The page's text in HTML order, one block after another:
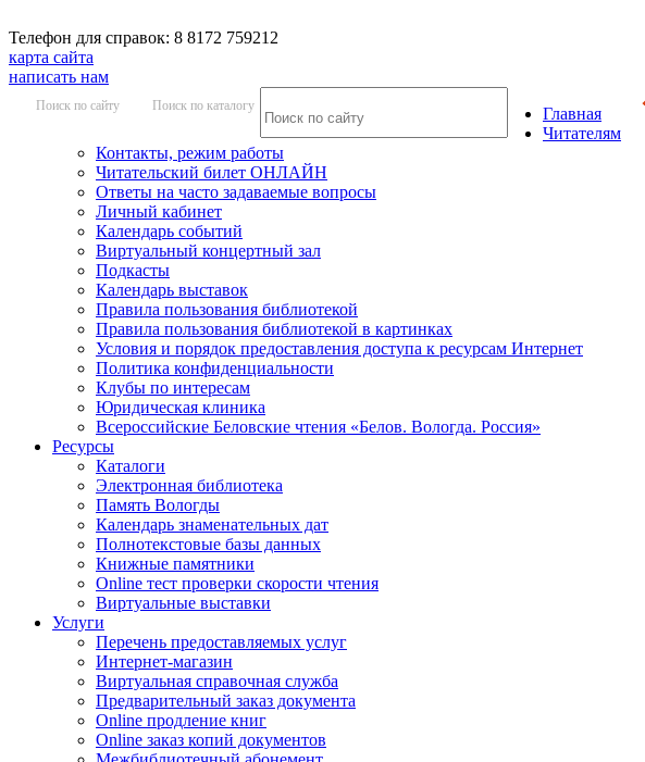
Телефон для справок: 8 8172 759212
карта сайта
написать нам
Поиск по сайту Поиск по каталогу
Главная
Читателям
Контакты, режим работы
Читательский билет ОНЛАЙН
Ответы на часто задаваемые вопросы
Личный кабинет
Календарь событий
Виртуальный концертный зал
Подкасты
Календарь выставок
Правила пользования библиотекой
Правила пользования библиотекой в картинках
Условия и порядок предоставления доступа к ресурсам Интернет
Политика конфиденциальности
Клубы по интересам
Юридическая клиника
Всероссийские Беловские чтения «Белов. Вологда. Россия»
Ресурсы
Каталоги
Электронная библиотека
Память Вологды
Календарь знаменательных дат
Полнотекстовые базы данных
Книжные памятники
Online тест проверки скорости чтения
Виртуальные выставки
Услуги
Перечень предоставляемых услуг
Интернет-магазин
Виртуальная справочная служба
Предварительный заказ документа
Online продление книг
Online заказ копий документов